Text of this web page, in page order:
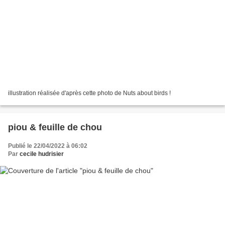
illustration réalisée d'après cette photo de Nuts about birds !
piou & feuille de chou
Publié le 22/04/2022 à 06:02
Par cecile hudrisier